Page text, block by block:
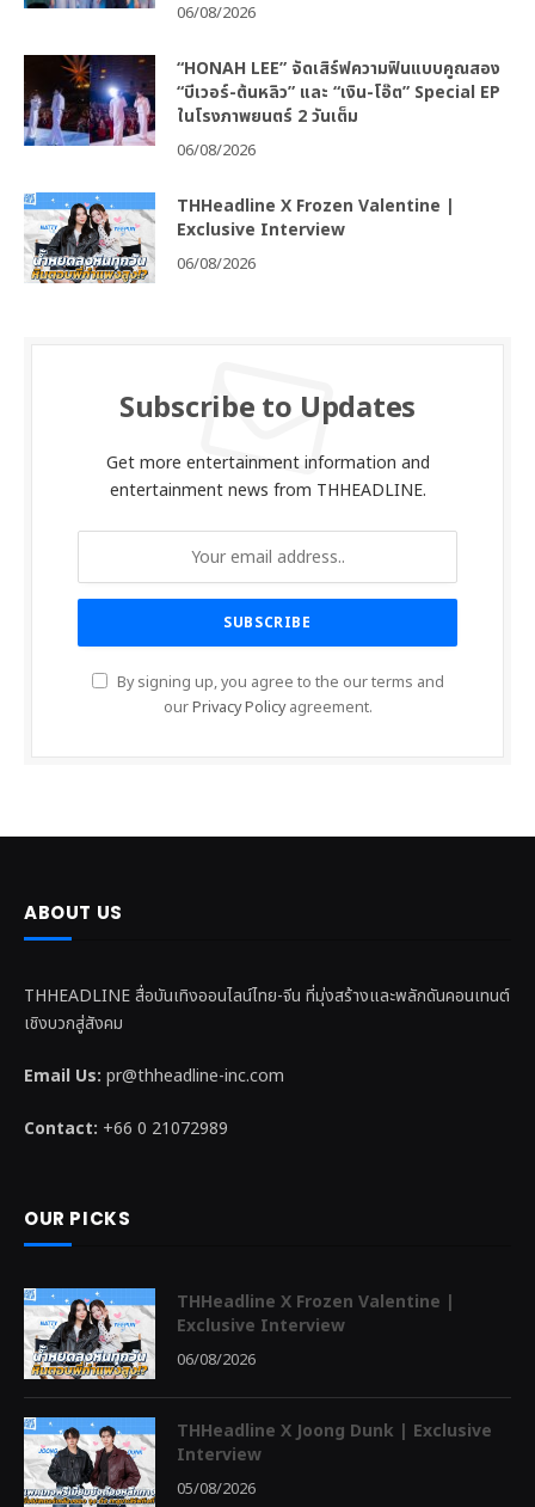
06/08/2026
“HONAH LEE” จัดเสิร์ฟความฟินแบบคูณสอง
“บีเวอร์-ต้นหลิว” และ “เงิน-โอ๊ต” Special EP
ในโรงภาพยนตร์ 2 วันเต็ม
06/08/2026
THHeadline X Frozen Valentine |
Exclusive Interview
06/08/2026
Subscribe to Updates
Get more entertainment information and
entertainment news from THHEADLINE.
By signing up, you agree to the our terms and
ourPrivacy Policyagreement.
ABOUT US
THHEADLINE สื่อบันเทิงออนไลน์ไทย-จีน ที่มุ่งสร้างและพลักดันคอนเทนต์
เชิงบวกสู่สังคม
Email Us: pr@thheadline-inc.com
Contact: +66 0 21072989
OUR PICKS
THHeadline X Frozen Valentine |
Exclusive Interview
06/08/2026
THHeadline X Joong Dunk | Exclusive
Interview
05/08/2026